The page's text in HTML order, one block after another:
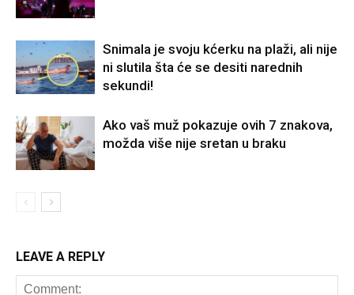
Snimala je svoju kćerku na plaži, ali nije
ni slutila šta će se desiti narednih
sekundi!
Ako vaš muž pokazuje ovih 7 znakova,
možda više nije sretan u braku
LEAVE A REPLY